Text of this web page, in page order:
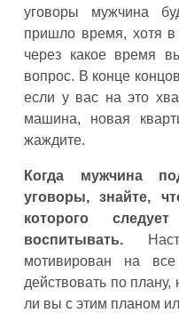
уговоры мужчина
пришло время, хотя
через какое время
вопрос. В конце
если у вас на это
машина, новая
жаждите.
Когда мужчина
уговоры, знайте,
которого
воспитывать.
мотивирован на
действовать по плану,
ли вы с этим планом